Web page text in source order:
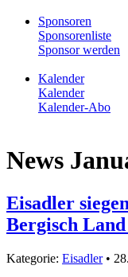
Sponsoren
Sponsorenliste
Sponsor werden
Kalender
Kalender
Kalender-Abo
News
Eisadler
Bergisch
Kategorie: Eisadler•